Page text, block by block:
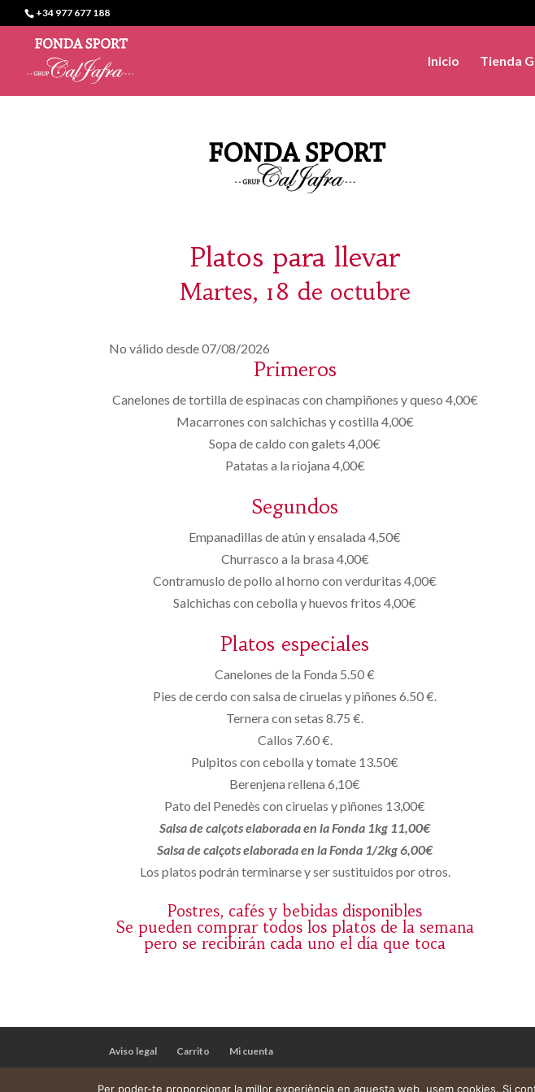
+34 977 677 188
Inicio Tienda
Platos para llevar
Martes, 18 de octubre
No válido desde 07/08/2026
Primeros
Canelones de tortilla de espinacas con champiñones y queso 4,00€
Macarrones con salchichas y costilla 4,00€
Sopa de caldo con galets 4,00€
Patatas a la riojana 4,00€
Segundos
Empanadillas de atún y ensalada 4,50€
Churrasco a la brasa 4,00€
Contramuslo de pollo al horno con verduritas 4,00€
Salchichas con cebolla y huevos fritos 4,00€
Platos especiales
Canelones de la Fonda 5.50 €
Pies de cerdo con salsa de ciruelas y piñones 6.50 €.
Ternera con setas 8.75 €.
Callos 7.60 €.
Pulpitos con cebolla y tomate 13.50€
Berenjena rellena 6,10€
Pato del Penedès con ciruelas y piñones 13,00€
Salsa de calçots elaborada en la Fonda 1kg 11,00€
Salsa de calçots elaborada en la Fonda 1/2kg 6,00€
Los platos podrán terminarse y ser sustituidos por otros.
Postres, cafés y bebidas disponibles
Se pueden comprar todos los platos de la semana
pero se recibirán cada uno el día que toca
Aviso legal Carrito Mi cuenta
Per poder-te proporcionar la millor experiència en aquesta web, usem cookies. Si